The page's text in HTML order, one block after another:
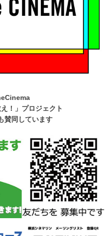
！」プロジェクト
賛同しています